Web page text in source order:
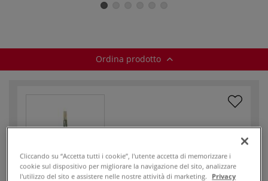
Ordina prodotto
Codice articolo22746
Disponibile
Cliccando su “Accetta tutti i cookie”, l'utente accetta di memorizzare i
cookie sul dispositivo per migliorare la navigazione del sito, analizzare
l'utilizzo del sito e assistere nelle nostre attività di marketing.
Privacy